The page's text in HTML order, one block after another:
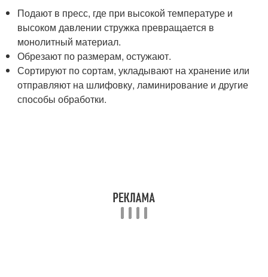
Подают в пресс, где при высокой температуре и
высоком давлении стружка превращается в
монолитный материал.
Обрезают по размерам, остужают.
Сортируют по сортам, укладывают на хранение или
отправляют на шлифовку, ламинирование и другие
способы обработки.